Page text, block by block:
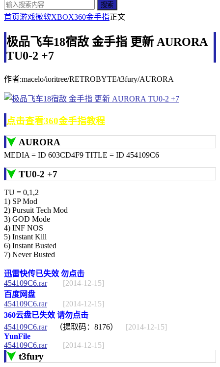
搜索
首页游戏微软XBOX360金手指正文
极品飞车18宿敌 金手指 更新 AURORA
TU0-2 +7
作者:macelo/ioritree/RETROBYTE/t3fury/AURORA
点击查看360金手指教程
AURORA
MEDIA = ID 603CD4F9 TITLE = ID 454109C6
TU0-2 +7
TU = 0,1,2
1) SP Mod
2) Pursuit Tech Mod
3) GOD Mode
4) INF NOS
5) Instant Kill
6) Instant Busted
7) Never Busted
迅雷快传已失效 勿点击
454109C6.rar
[2014-12-15]
百度网盘
454109C6.rar
[2014-12-15]
360云盘已失效 请勿点击
454109C6.rar（提取码：8176） [2014-12-15]
YunFile
454109C6.rar
[2014-12-15]
t3fury